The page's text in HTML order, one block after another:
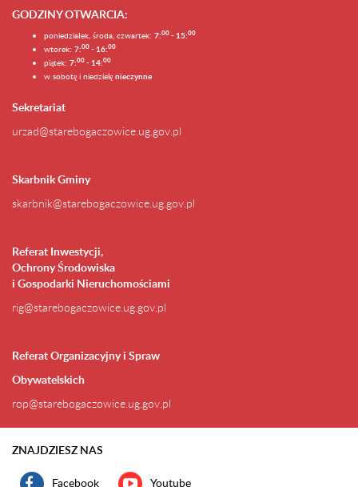
GODZINY OTWARCIA:
poniedziałek, środa, czwartek: 7:00 - 15:00
wtorek: 7:00 - 16:00
piątek: 7:00 - 14:00
w sobotę i niedzielę nieczynne
Sekretariat
urzad@starebogaczowice.ug.gov.pl
Skarbnik Gminy
skarbnik@starebogaczowice.ug.gov.pl
Referat Inwestycji,
Ochrony Środowiska
i Gospodarki Nieruchomościami
rig@starebogaczowice.ug.gov.pl
Referat Organizacyjny i Spraw
Obywatelskich
rop@starebogaczowice.ug.gov.pl
ZNAJDZIESZ NAS
Facebook Youtube